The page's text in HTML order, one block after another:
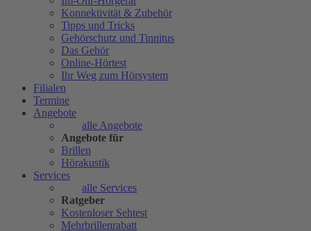
Konnektivität & Zubehör
Tipps und Tricks
Gehörschutz und Tinnitus
Das Gehör
Online-Hörtest
Ihr Weg zum Hörsystem
Filialen
Termine
Angebote
alle Angebote
Angebote für
Brillen
Hörakustik
Services
alle Services
Ratgeber
Kostenloser Sehtest
Mehrbrillenrabatt